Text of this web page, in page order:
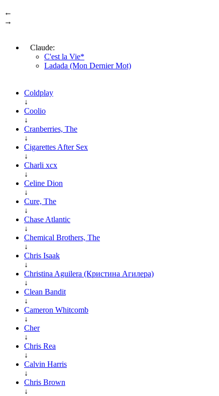
←
→
Claude:
C'est la Vie*
Ladada (Mon Dernier Mot)
Coldplay
↓
Coolio
↓
Cranberries, The
↓
Cigarettes After Sex
↓
Charli xcx
↓
Celine Dion
↓
Cure, The
↓
Chase Atlantic
↓
Chemical Brothers, The
↓
Chris Isaak
↓
Christina Aguilera (Кристина Агилера)
↓
Clean Bandit
↓
Cameron Whitcomb
↓
Cher
↓
Chris Rea
↓
Calvin Harris
↓
Chris Brown
↓